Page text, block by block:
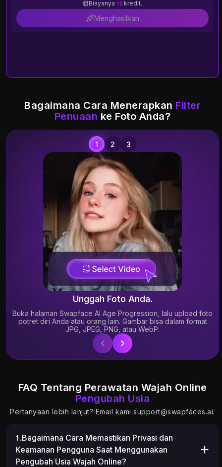
Biayanya 10 kredit.
Menghasilkan
Bagaimana Cara Menerapkan Filter
Penuaan ke Foto Anda?
Unggah Foto Anda.
Buka halaman Swapface AI Age Progression, lalu upload foto
potret diri Anda atau orang lain. Gambar bisa dalam format
JPG, JPEG, PNG, atau WebP.
FAQ Tentang Perawatan Wajah Online
Pengubah Usia
Pertanyaan lebih lanjut? Email kamisupport@swapfaces.ai.
1.Bagaimana Cara Memastikan Privasi dan
Keamanan Pengguna Saat Menggunakan
Pengubah Usia Wajah Online?